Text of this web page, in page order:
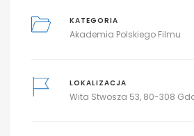
KATEGORIA
Akademia Polskiego Filmu
LOKALIZACJA
Wita Stwosza 53, 80-308